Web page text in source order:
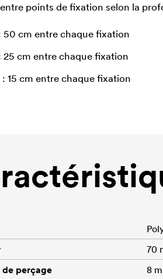
points de fixation selon la
50 cm entre chaque fixation
25 cm entre chaque fixation
: 15 cm entre chaque fixation
70
de perçage
8